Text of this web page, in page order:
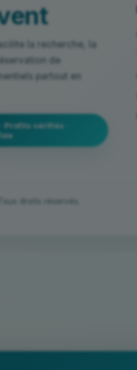
la recherche, la
de
partout en
vérifiés ·
droits réservés.